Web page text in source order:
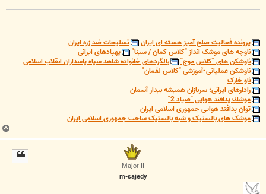
پرونده فعالیت صلح آمیز هسته ای ایران
تسلیحات ضد زره ایران
ناوچه های موشک انداز "کلاس کمان / سینا"
پهپادهای ایرانی
ناوشکن های "کلاس موج"
بالگردهای خانواده شاهد سپاه پاسداران انقلاب اسلامی
ناوشکن عملیاتی-آموزشی "کلاس لقمان"
ناو خارک
رادارهای ایرانی؛ سربازان همیشه بیدار آسمان
موشك پدافند هوايي "صياد 2"
توان پدافند هوایی جمهوری اسلامی ایران
موشک های بالستیک و شبه بالستیک ساخت جمهوری اسلامی ایران
ب
ا
Major II
m-sajedy